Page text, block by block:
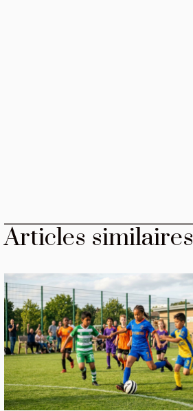
Articles similaires